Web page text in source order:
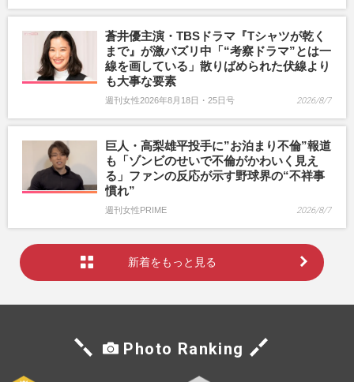
蒼井優主演・TBSドラマ『Tシャツが乾く
まで』が激バズリ中「“考察ドラマ”とは一
線を画している」散りばめられた伏線より
も大事な要素
週刊女性2026年8月18日・25日号 2026/8/7
巨人・高梨雄平投手に”お泊まり不倫”報道
も「ゾンビのせいで不倫がかわいく見え
る」ファンの反応が示す野球界の“不祥事
慣れ”
週刊女性PRIME 2026/8/7
新着をもっと見る
Photo Ranking